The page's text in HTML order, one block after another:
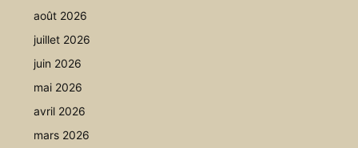
août 2026
juillet 2026
juin 2026
mai 2026
avril 2026
mars 2026